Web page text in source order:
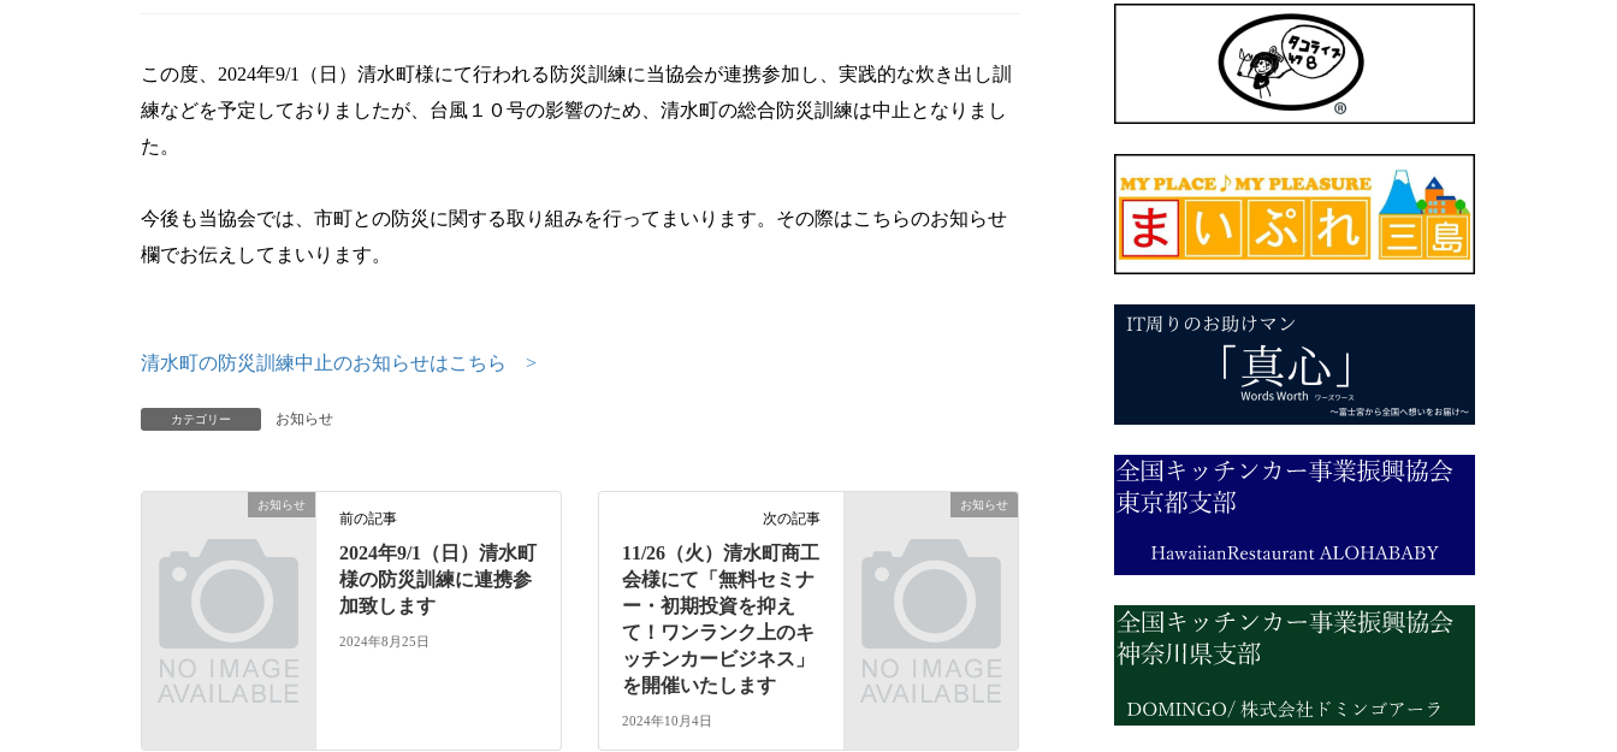
この度、2024年9/1（日）清水町様にて行われる防災訓練に当協会が連携参加し、実践的な炊き出し訓
練などを予定しておりましたが、台風１０号の影響のため、清水町の総合防災訓練は中止となりまし
た。
今後も当協会では、市町との防災に関する取り組みを行ってまいります。その際はこちらのお知らせ
欄でお伝えしてまいります。
清水町の防災訓練中止のお知らせはこちら >
カテゴリー お知らせ
お知らせ
前の記事
2024年9/1（日）清水町
様の防災訓練に連携参
加致します
2024年8月25日
お知らせ
次の記事
11/26（火）清水町商工
会様にて「無料セミナ
ー・初期投資を抑え
て！ワンランク上のキ
ッチンカービジネス」
を開催いたします
2024年10月4日